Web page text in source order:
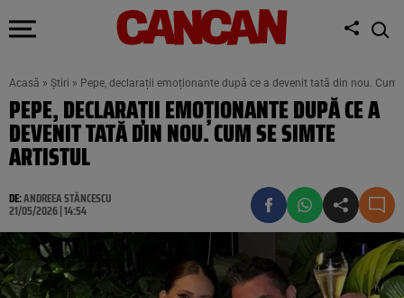
Acasă » Știri » Pepe, declarații emoționante după ce a devenit tată din nou. Cum
PEPE, DECLARAȚII EMOȚIONANTE DUPĂ CE A
DEVENIT TATĂ DIN NOU. CUM SE SIMTE
ARTISTUL
DE:ANDREEA STĂNCESCU
21/05/2026 | 14:54